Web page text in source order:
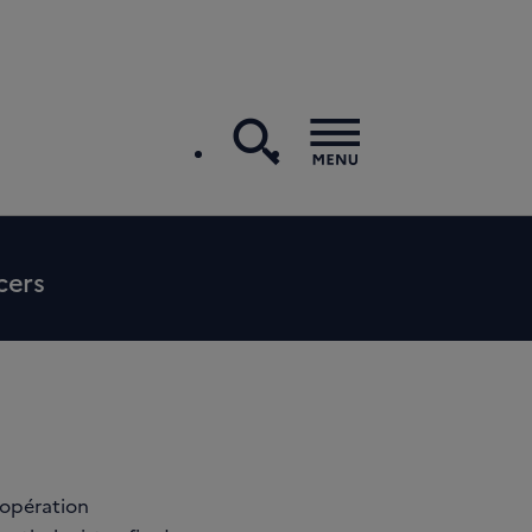
recherche
Menu